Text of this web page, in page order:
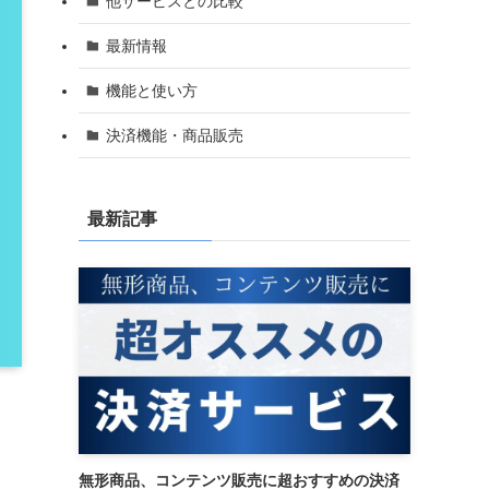
最新情報
機能と使い方
決済機能・商品販売
最新記事
無形商品、コンテンツ販売に超おすすめの決済